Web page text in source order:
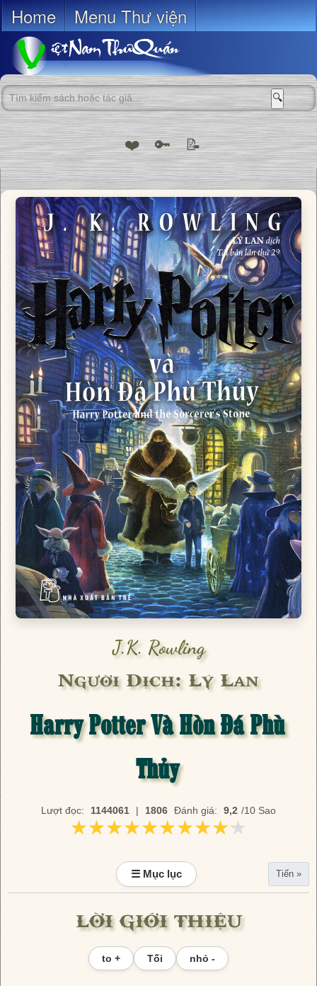
Home Menu Thư viện
🔍
❤️ 🔑 📝
J.K. Rowling
Người Dịch: Lý Lan
Harry Potter Và Hòn Đá Phù
Thủy
Lượt đọc: 1144061 | 1806 Đánh giá: 9,2 /10 Sao
★★★★★★★★★★
★★★★★★★★★★
☰ Mục lục Tiến »
LỜI GIỚI THIỆU
to + Tối nhỏ -